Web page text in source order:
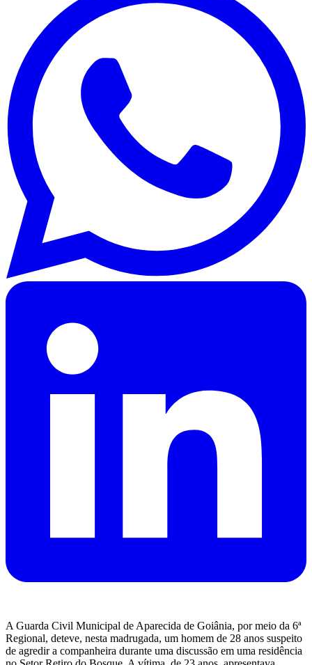
A Guarda Civil Municipal de Aparecida de Goiânia, por meio da 6ª
Regional, deteve, nesta madrugada, um homem de 28 anos suspeito
de agredir a companheira durante uma discussão em uma residência